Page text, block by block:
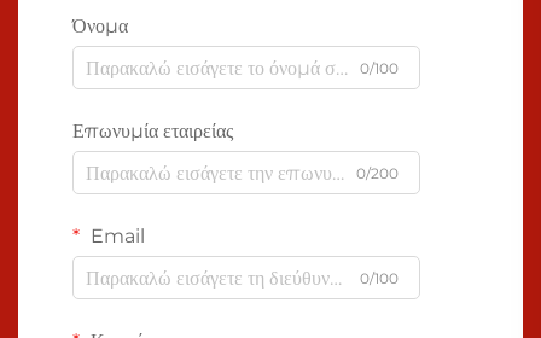
Όνομα
0/100
Επωνυμία εταιρείας
0/200
Email
0/100